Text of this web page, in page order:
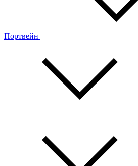
Портвейн